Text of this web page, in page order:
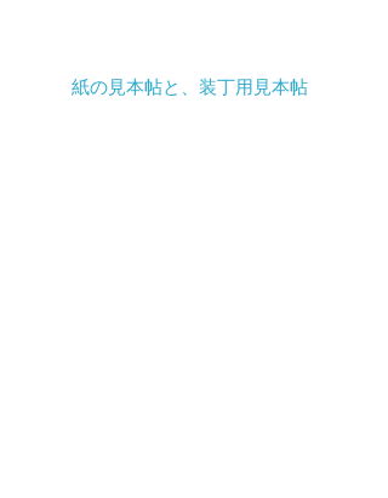
​紙の見本帖と、装丁用見本帖